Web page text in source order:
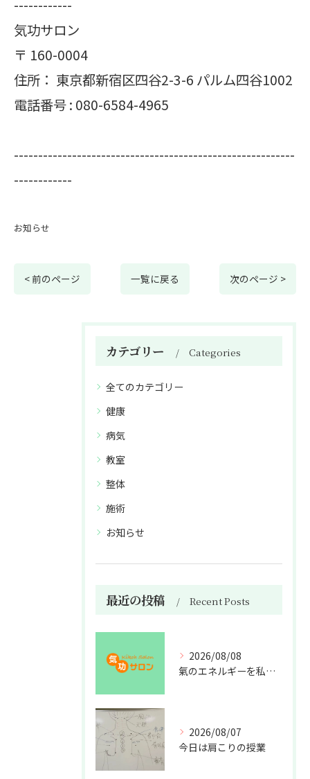
------------
気功サロン
〒 160-0004
住所： 東京都新宿区四谷2-3-6 パルム四谷1002
電話番号 : 080-6584-4965
----------------------------------------------------------
------------
お知らせ
< 前のページ 一覧に戻る 次のページ >
カテゴリー Categories
全てのカテゴリー
健康
病気
教室
整体
施術
お知らせ
最近の投稿 Recent Posts
2026/08/08
氣のエネルギーを私利私欲のために使うな
2026/08/07
今日は肩こりの授業